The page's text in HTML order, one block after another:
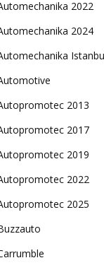
2022
2024
2013
2017
2019
2022
2025